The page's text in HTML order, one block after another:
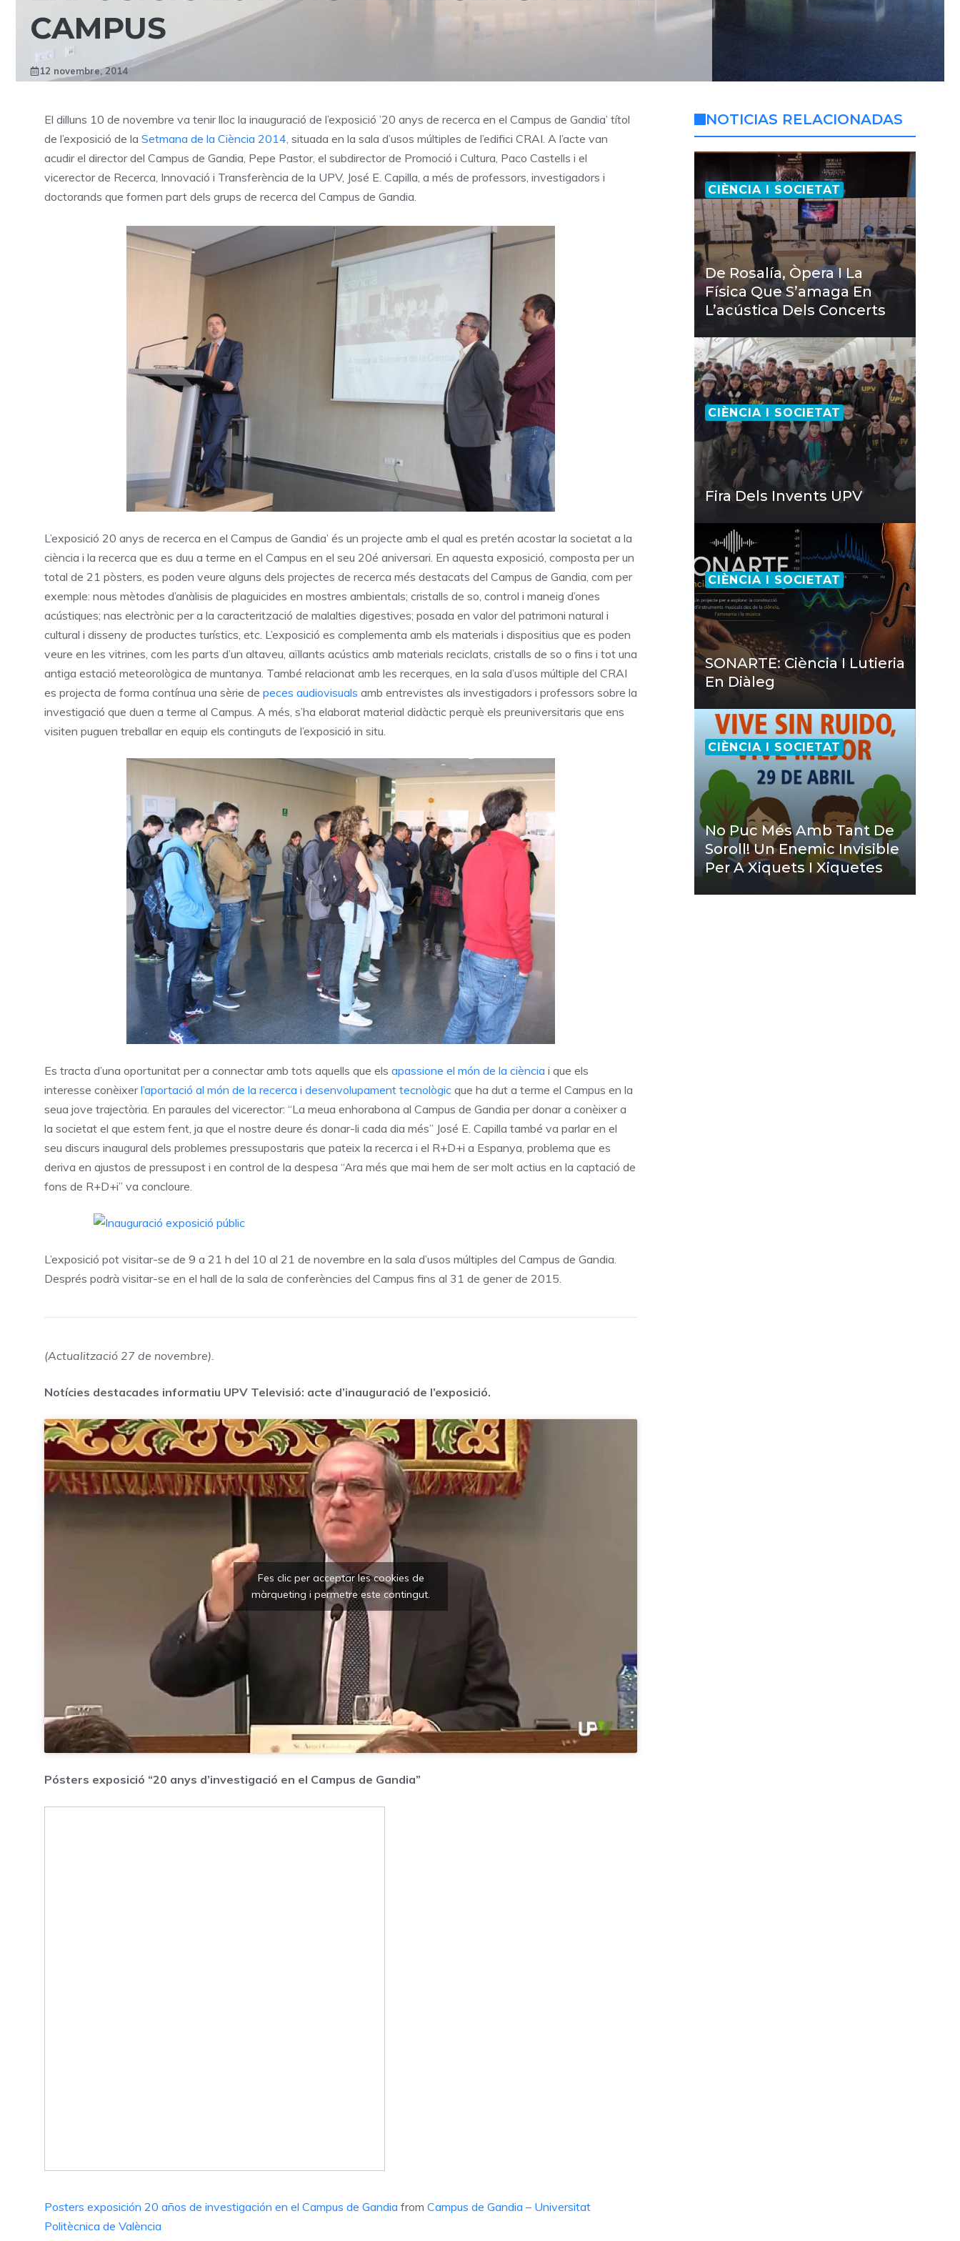
CAMPUS
12 novembre, 2014
El dilluns 10 de novembre va tenir lloc la inauguració de l’exposició ’20 anys de recerca en el Campus de Gandia’ títol
de l’exposició de la Setmana de la Ciència 2014, situada en la sala d’usos múltiples de l’edifici CRAI. A l’acte van
acudir el director del Campus de Gandia, Pepe Pastor, el subdirector de Promoció i Cultura, Paco Castells i el
vicerector de Recerca, Innovació i Transferència de la UPV, José E. Capilla, a més de professors, investigadors i
doctorands que formen part dels grups de recerca del Campus de Gandia.
L’exposició 20 anys de recerca en el Campus de Gandia’ és un projecte amb el qual es pretén acostar la societat a la
ciència i la recerca que es duu a terme en el Campus en el seu 20é aniversari. En aquesta exposició, composta per un
total de 21 pòsters, es poden veure alguns dels projectes de recerca més destacats del Campus de Gandia, com per
exemple: nous mètodes d’anàlisis de plaguicides en mostres ambientals; cristalls de so, control i maneig d’ones
acústiques; nas electrònic per a la caracterització de malalties digestives; posada en valor del patrimoni natural i
cultural i disseny de productes turístics, etc. L’exposició es complementa amb els materials i dispositius que es poden
veure en les vitrines, com les parts d’un altaveu, aïllants acústics amb materials reciclats, cristalls de so o fins i tot una
antiga estació meteorològica de muntanya. També relacionat amb les recerques, en la sala d’usos múltiple del CRAI
es projecta de forma contínua una sèrie de peces audiovisuals amb entrevistes als investigadors i professors sobre la
investigació que duen a terme al Campus. A més, s’ha elaborat material didàctic perquè els preuniversitaris que ens
visiten puguen treballar en equip els continguts de l’exposició in situ.
Es tracta d’una oportunitat per a connectar amb tots aquells que els apassione el món de la ciència i que els
interesse conèixerl’aportació al món de la recerca i desenvolupament tecnològic que ha dut a terme el Campus en la
seua jove trajectòria. En paraules del vicerector: “La meua enhorabona al Campus de Gandia per donar a conèixer a
la societat el que estem fent, ja que el nostre deure és donar-li cada dia més” José E. Capilla també va parlar en el
seu discurs inaugural dels problemes pressupostaris que pateix la recerca i el R+D+i a Espanya, problema que es
deriva en ajustos de pressupost i en control de la despesa “Ara més que mai hem de ser molt actius en la captació de
fons de R+D+i” va concloure.
L’exposició pot visitar-se de 9 a 21 h del 10 al 21 de novembre en la sala d’usos múltiples del Campus de Gandia.
Després podrà visitar-se en el hall de la sala de conferències del Campus fins al 31 de gener de 2015.
(Actualització 27 de novembre).
Notícies destacades informatiu UPV Televisió: acte d’inauguració de l’exposició.
Fes clic per acceptar les cookies de
màrqueting i permetre este contingut.
Pósters exposició “20 anys d’investigació en el Campus de Gandia”
Posters exposición 20 años de investigación en el Campus de Gandia from Campus de Gandia – Universitat
Politècnica de València
NOTICIAS RELACIONADAS
CIÈNCIA I SOCIETAT
De Rosalía, Òpera I La
Física Que S’amaga En
L’acústica Dels Concerts
CIÈNCIA I SOCIETAT
Fira Dels Invents UPV
CIÈNCIA I SOCIETAT
SONARTE: Ciència I Lutieria
En Diàleg
CIÈNCIA I SOCIETAT
No Puc Més Amb Tant De
Soroll! Un Enemic Invisible
Per A Xiquets I Xiquetes